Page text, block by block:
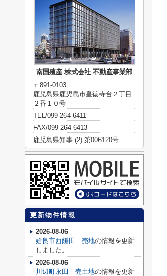
南国殖産 株式会社 不動産事業部
〒891-0103
鹿児島県鹿児島市皇徳寺台２丁目
２番１０号
TEL/099-264-6411
FAX/099-264-6413
鹿児島県知事 (2) 第006120号
更新物件情報
2026-08-06
姶良市西餅田 売地の情報を更新
しました。
2026-08-06
川辺町永田 売土地の情報を更新